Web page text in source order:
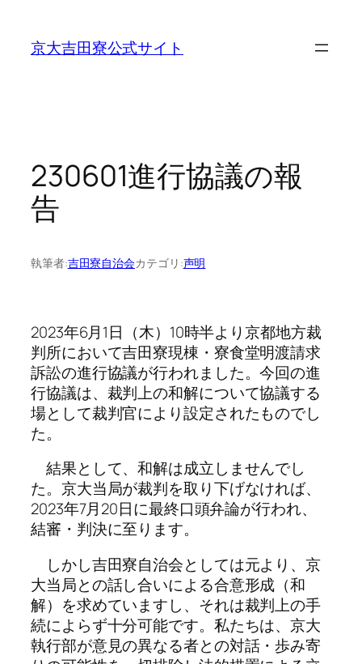
京大吉田寮公式サイト
230601進行協議の報
告
執筆者:吉田寮自治会カテゴリ:声明
2023年6月1日（木）10時半より京都地方裁
判所において吉田寮現棟・寮食堂明渡請求
訴訟の進行協議が行われました。今回の進
行協議は、裁判上の和解について協議する
場として裁判官により設定されたものでし
た。
結果として、和解は成立しませんでし
た。京大当局が裁判を取り下げなければ、
2023年7月20日に最終口頭弁論が行われ、
結審・判決に至ります。
しかし吉田寮自治会としては元より、京
大当局との話し合いによる合意形成（和
解）を求めていますし、それは裁判上の手
続によらず十分可能です。私たちは、京大
執行部が意見の異なる者との対話・歩み寄